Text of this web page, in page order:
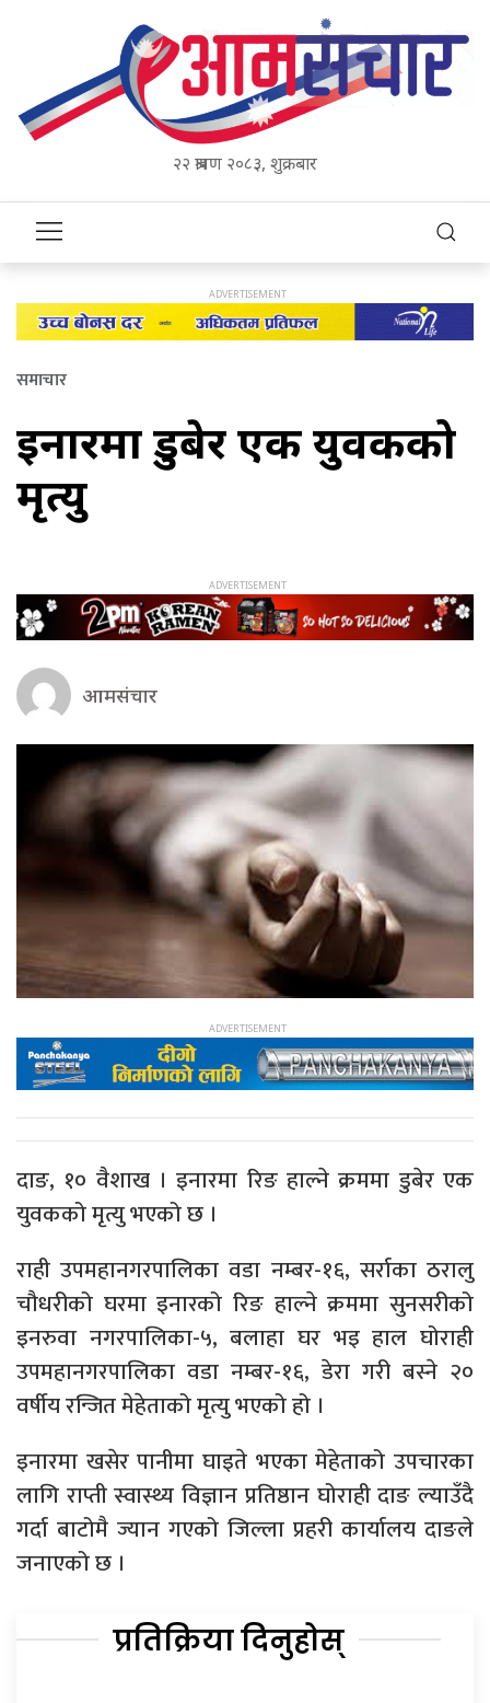
२२ श्रावण २०८३, शुक्रबार
समाचार
इनारमा डुबेर एक युवकको
मृत्यु
आमसंचार
दाङ, १० वैशाख । इनारमा रिङ हाल्ने क्रममा डुबेर एक
युवकको मृत्यु भएको छ ।
राही उपमहानगरपालिका वडा नम्बर-१६, सर्राका ठरालु
चौधरीको घरमा इनारको रिङ हाल्ने क्रममा सुनसरीको
इनरुवा नगरपालिका-५, बलाहा घर भइ हाल घोराही
उपमहानगरपालिका वडा नम्बर-१६, डेरा गरी बस्ने २०
वर्षीय रन्जित मेहेताको मृत्यु भएको हो ।
इनारमा खसेर पानीमा घाइते भएका मेहेताको उपचारका
लागि राप्ती स्वास्थ्य विज्ञान प्रतिष्ठान घोराही दाङ ल्याउँदै
गर्दा बाटोमै ज्यान गएको जिल्ला प्रहरी कार्यालय दाङले
जनाएको छ ।
प्रतिक्रिया दिनुहोस्